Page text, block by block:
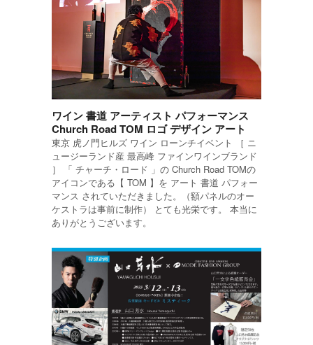
ワイン 書道 アーティスト パフォーマンス
Church Road TOM ロゴ デザイン アート
東京 虎ノ門ヒルズ ワイン ローンチイベント ［ ニ
ュージーランド産 最高峰 ファインワインブランド
］ 「 チャーチ・ロード 」の Church Road TOMの
アイコンである【 TOM 】を アート 書道 パフォー
マンス されていただきました。（額パネルのオー
ケストラは事前に制作） とても光栄です。 本当に
ありがとうございます。